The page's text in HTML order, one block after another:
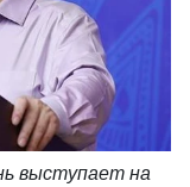
выступает на